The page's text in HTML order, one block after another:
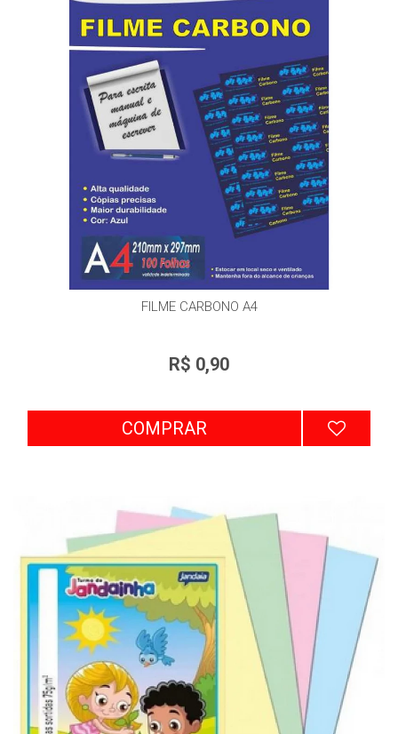
FILME CARBONO A4
R$ 0,90
COMPRAR